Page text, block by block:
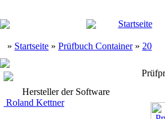
Startseite
» Startseite » Prüfbuch Container» 20
Hersteller der Software
Roland Kettner